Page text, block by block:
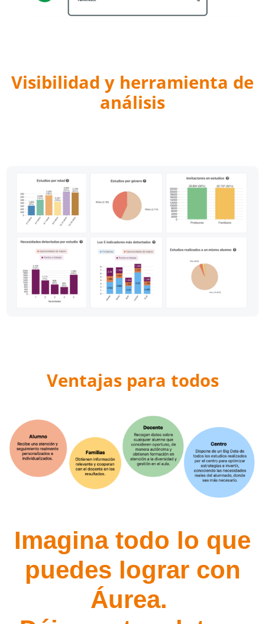
Visibilidad y herramienta de
análisis
Ventajas para todos
Imagina todo lo que
puedes lograr con
Áurea.